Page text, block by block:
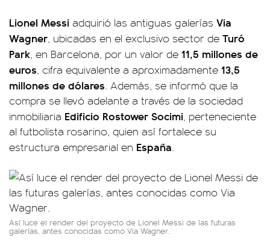
Lionel Messi adquirió las antiguas galerías Via
Wagner, ubicadas en el exclusivo sector de Turó
Park, en Barcelona, por un valor de 11,5 millones de
euros, cifra equivalente a aproximadamente 13,5
millones de dólares. Además, se informó que la
compra se llevó adelante a través de la sociedad
inmobiliaria Edificio Rostower Socimi, perteneciente
al futbolista rosarino, quien así fortalece su
estructura empresarial en España.
Así luce el render del proyecto de Lionel Messi de las futuras
galerías, antes conocidas como Via Wagner.